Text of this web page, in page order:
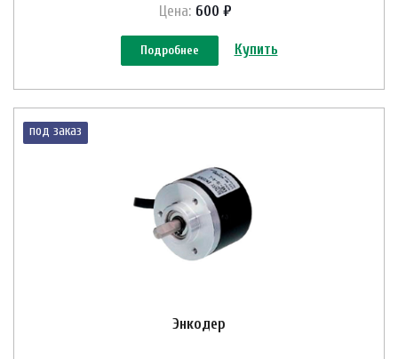
Цена: 600 ₽
Подробнее Купить
под заказ
Энкодер